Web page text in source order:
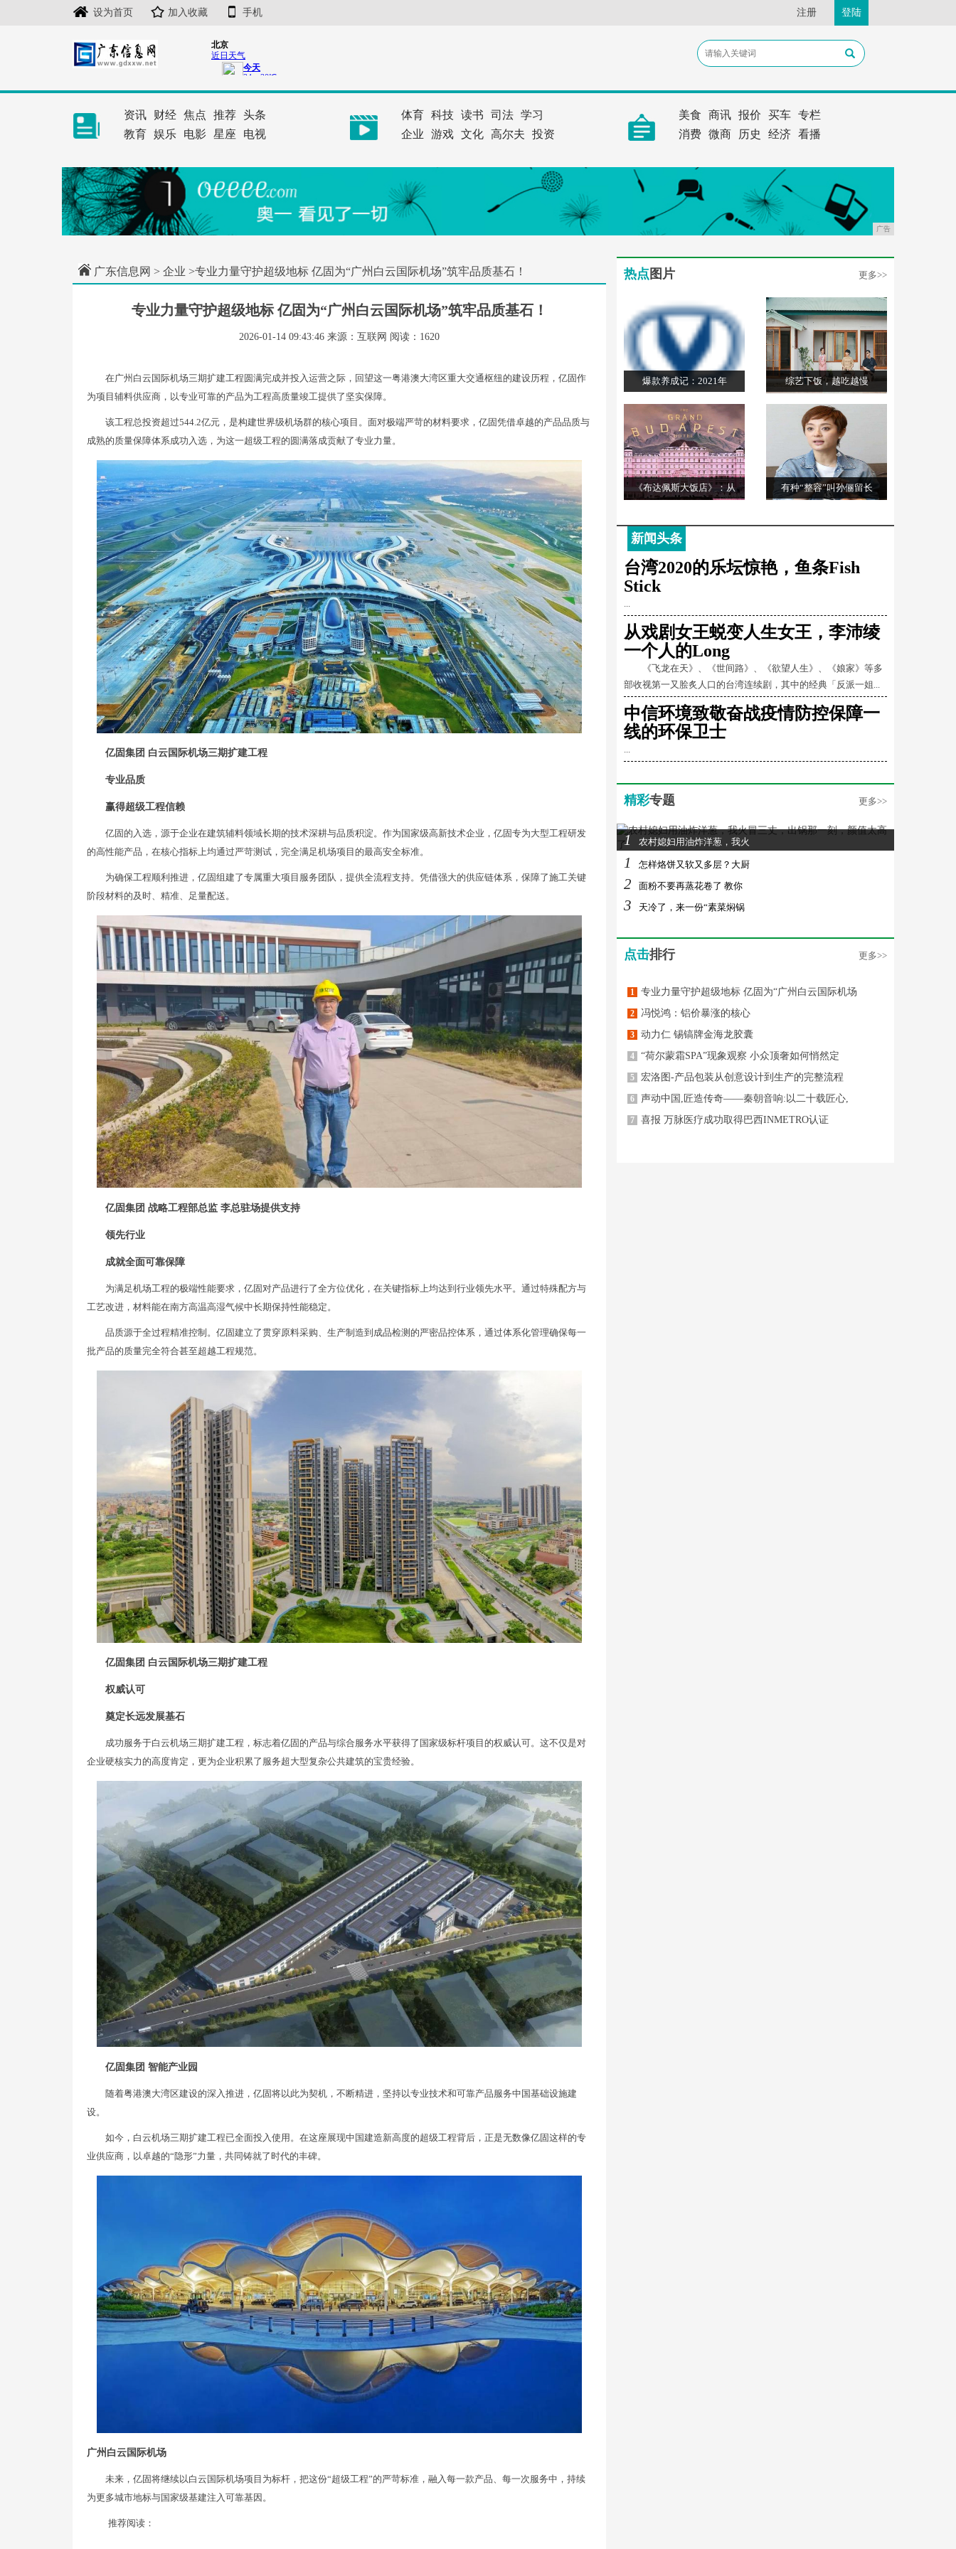
设为首页 加入收藏 手机 注册 登陆
资讯 财经 焦点 推荐 头条
教育 娱乐 电影 星座 电视
体育 科技 读书 司法 学习
企业
游戏 文化 高尔夫 投资
美食 商讯 报价 买车 专栏
消费 微商 历史 经济 看播
广告
广东信息网 > 企业 >专业力量守护超级地标 亿固为“广州白云国际机场”筑牢品质基石！
专业力量守护超级地标 亿固为“广州白云国际机场”筑牢品质基石！
2026-01-14 09:43:46 来源：互联网 阅读：1620
在广州白云国际机场三期扩建工程圆满完成并投入运营之际，回望这一粤港澳大湾区重大交通枢纽的建设历程，亿固作
为项目辅料供应商，以专业可靠的产品为工程高质量竣工提供了坚实保障。
该工程总投资超过544.2亿元，是构建世界级机场群的核心项目。面对极端严苛的材料要求，亿固凭借卓越的产品品质与
成熟的质量保障体系成功入选，为这一超级工程的圆满落成贡献了专业力量。
亿固集团 白云国际机场三期扩建工程
专业品质
赢得超级工程信赖
亿固的入选，源于企业在建筑辅料领域长期的技术深耕与品质积淀。作为国家级高新技术企业，亿固专为大型工程研发
的高性能产品，在核心指标上均通过严苛测试，完全满足机场项目的最高安全标准。
为确保工程顺利推进，亿固组建了专属重大项目服务团队，提供全流程支持。凭借强大的供应链体系，保障了施工关键
阶段材料的及时、精准、足量配送。
亿固集团 战略工程部总监 李总驻场提供支持
领先行业
成就全面可靠保障
为满足机场工程的极端性能要求，亿固对产品进行了全方位优化，在关键指标上均达到行业领先水平。通过特殊配方与
工艺改进，材料能在南方高温高湿气候中长期保持性能稳定。
品质源于全过程精准控制。亿固建立了贯穿原料采购、生产制造到成品检测的严密品控体系，通过体系化管理确保每一
批产品的质量完全符合甚至超越工程规范。
亿固集团 白云国际机场三期扩建工程
权威认可
奠定长远发展基石
成功服务于白云机场三期扩建工程，标志着亿固的产品与综合服务水平获得了国家级标杆项目的权威认可。这不仅是对
企业硬核实力的高度肯定，更为企业积累了服务超大型复杂公共建筑的宝贵经验。
亿固集团 智能产业园
随着粤港澳大湾区建设的深入推进，亿固将以此为契机，不断精进，坚持以专业技术和可靠产品服务中国基础设施建
设。
如今，白云机场三期扩建工程已全面投入使用。在这座展现中国建造新高度的超级工程背后，正是无数像亿固这样的专
业供应商，以卓越的“隐形”力量，共同铸就了时代的丰碑。
广州白云国际机场
未来，亿固将继续以白云国际机场项目为标杆，把这份“超级工程”的严苛标准，融入每一款产品、每一次服务中，持续
为更多城市地标与国家级基建注入可靠基因。
推荐阅读：
热点 图片 更多>>
爆款养成记：2021年 综艺下饭，越吃越慢
《布达佩斯大饭店》：从 有种“整容”叫孙俪留长
新闻头条
台湾2020的乐坛惊艳，鱼条Fish
Stick
...
从戏剧女王蜕变人生女王，李沛绫
一个人的Long
《飞龙在天》、《世间路》、《欲望人生》、《娘家》等多
部收视第一又脍炙人口的台湾连续剧，其中的经典「反派一姐...
中信环境致敬奋战疫情防控保障一
线的环保卫士
...
精彩专题 更多>>
1 农村媳妇用油炸洋葱，我火
1 怎样烙饼又软又多层？大厨
2 面粉不要再蒸花卷了 教你
3 天冷了，来一份“素菜焖锅
点击排行 更多>>
1 专业力量守护超级地标 亿固为“广州白云国际机场
2 冯悦鸿：铝价暴涨的核心
3 动力仁 锡镐牌金海龙胶囊
4 “荷尔蒙霜SPA”现象观察 小众顶奢如何悄然定
5 宏洛图-产品包装从创意设计到生产的完整流程
6 声动中国,匠造传奇——秦朝音响:以二十载匠心,
7 喜报 万脉医疗成功取得巴西INMETRO认证